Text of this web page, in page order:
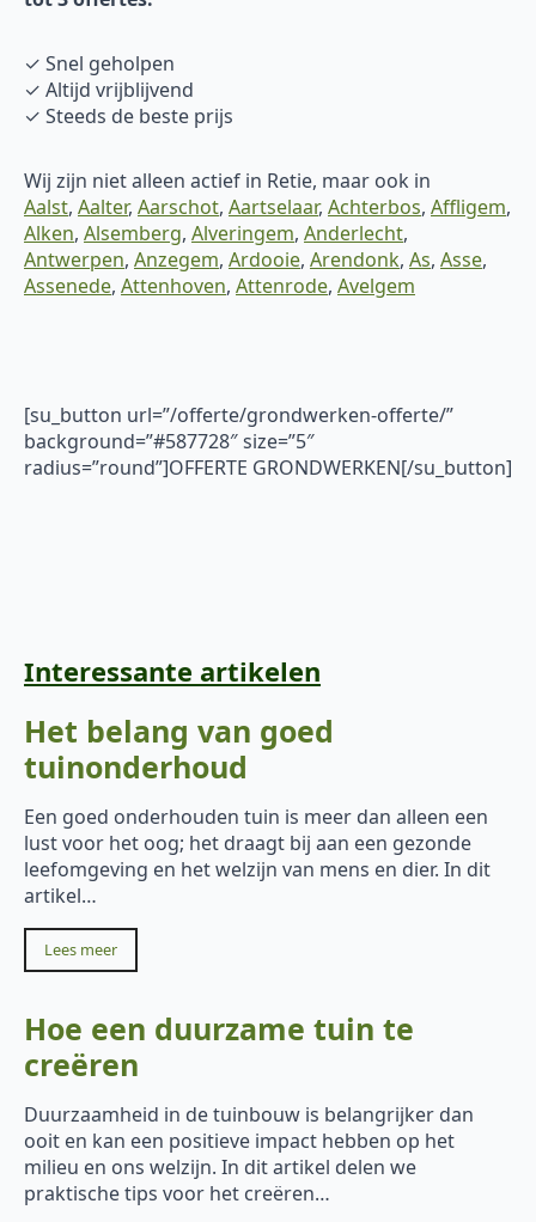
✓ Snel geholpen
✓ Altijd vrijblijvend
✓ Steeds de beste prijs
Wij zijn niet alleen actief in Retie, maar ook in
Aalst, Aalter, Aarschot, Aartselaar, Achterbos, Affligem,
Alken, Alsemberg, Alveringem, Anderlecht,
Antwerpen, Anzegem, Ardooie, Arendonk, As, Asse,
Assenede, Attenhoven, Attenrode, Avelgem
[su_button url=”/offerte/grondwerken-offerte/”
background=”#587728″ size=”5″
radius=”round”]OFFERTE GRONDWERKEN[/su_button]
Interessante artikelen
Het belang van goed
tuinonderhoud
Een goed onderhouden tuin is meer dan alleen een
lust voor het oog; het draagt bij aan een gezonde
leefomgeving en het welzijn van mens en dier. In dit
artikel…
Lees meer
Hoe een duurzame tuin te
creëren
Duurzaamheid in de tuinbouw is belangrijker dan
ooit en kan een positieve impact hebben op het
milieu en ons welzijn. In dit artikel delen we
praktische tips voor het creëren…